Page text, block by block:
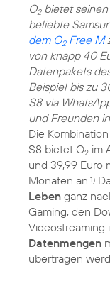
O2bietet seinen
beliebte
dem O2Free M
von knapp 40
Datenpakets
Beispiel bis zu
S8 via
und Freunden
Die
S8 bietet O2 im
und 39,99 Euro
Monaten an. 1)
Leben ganz
Gaming, den
Videostreaming
Datenmengen
übertragen